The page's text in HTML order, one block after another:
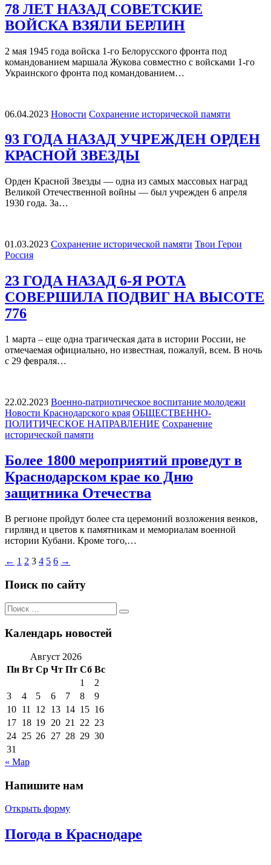
78 ЛЕТ НАЗАД СОВЕТСКИЕ
ВОЙСКА ВЗЯЛИ БЕРЛИН
2 мая 1945 года войска 1-го Белорусского фронта под
командованием маршала Жукова совместно с войсками 1-го
Украинского фронта под командованием…
06.04.2023 Новости Сохранение исторической памяти
93 ГОДА НАЗАД УЧРЕЖДЕН ОРДЕН
КРАСНОЙ ЗВЕЗДЫ
Орден Красной Звезды — одна из самых массовых наград
Великой Отечественной войны — был учрежден 6 апреля
1930 года. За…
01.03.2023 Сохранение исторической памяти Твои Герои
Россия
23 ГОДА НАЗАД 6-Я РОТА
СОВЕРШИЛА ПОДВИГ НА ВЫСОТЕ
776
1 марта – еще одна трагическая дата в истории России, не
отмечаемая официально, но известная, пожалуй, всем. В ночь
с 29 февраля…
22.02.2023 Военно-патриотическое воспитание молодежи
Новости Краснодарского края ОБЩЕСТВЕННО-
ПОЛИТИЧЕСКОЕ НАПРАВЛЕНИЕ Сохранение
исторической памяти
Более 1800 мероприятий проведут в
Краснодарском крае ко Дню
защитника Отечества
В регионе пройдут более ста церемоний возложения венков,
гирлянд и цветов к памятникам и мемориалам военной
истории Кубани. Кроме того,…
Пагинация
записей
← 1 2 3 4 5 6 →
Поиск по сайту
Поиск
по:
Поиск
Календарь новостей
Август 2026
Пн Вт Ср Чт Пт Сб Вс
1
2
3
4 5 6 7 8
9
10 11 12 13 14 15 16
17 18 19 20 21 22 23
24 25 26 27 28 29 30
31
« Мар
Напишите нам
Открыть форму
Погода в Краснодаре